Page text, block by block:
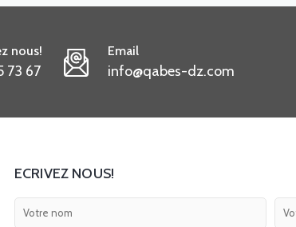
nous!
73 67
Email
info@qabes-dz.com
ECRIVEZ NOUS!